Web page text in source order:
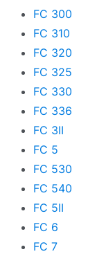
FC 300
FC 310
FC 320
FC 325
FC 330
FC 336
FC 3II
FC 5
FC 530
FC 540
FC 5II
FC 6
FC 7